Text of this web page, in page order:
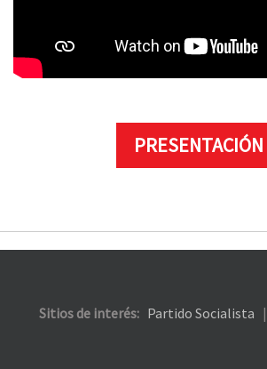
PRESENTACIÓN
Sitios de interés: Partido Socialista |